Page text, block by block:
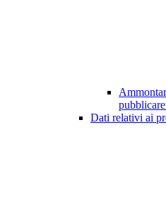
Dati relativi ai